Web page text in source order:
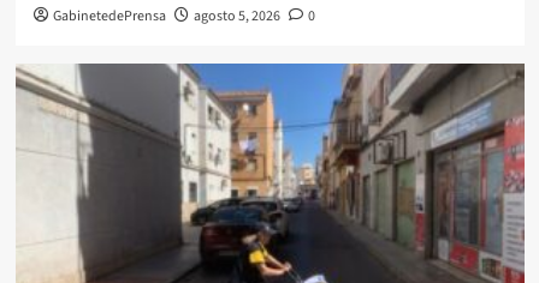
GabinetedePrensa agosto 5, 2026 0